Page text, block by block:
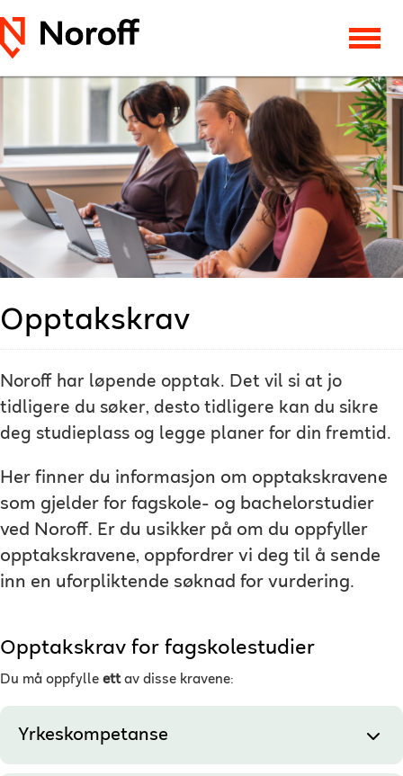
Opptakskrav
Noroff har løpende opptak. Det vil si at jo
tidligere du søker, desto tidligere kan du sikre
deg studieplass og legge planer for din fremtid.
Her finner du informasjon om opptakskravene
som gjelder for fagskole- og bachelorstudier
ved Noroff. Er du usikker på om du oppfyller
opptakskravene, oppfordrer vi deg til å sende
inn en uforpliktende søknad for vurdering.
Opptakskrav for fagskolestudier
Du må oppfylle ettav disse kravene:
Yrkeskompetanse